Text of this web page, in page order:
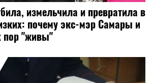
измельчила и превратила в
почему экс-мэр Самары и
пор "живы"